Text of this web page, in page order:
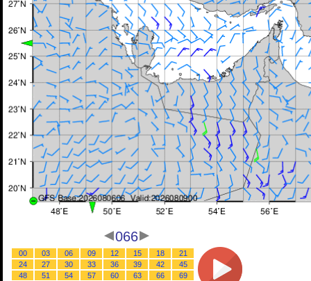
066
00 03 06 09 12 15 18
21
24
27 30 33 36 39 42
45
48
51 54 57 60 63 66
69